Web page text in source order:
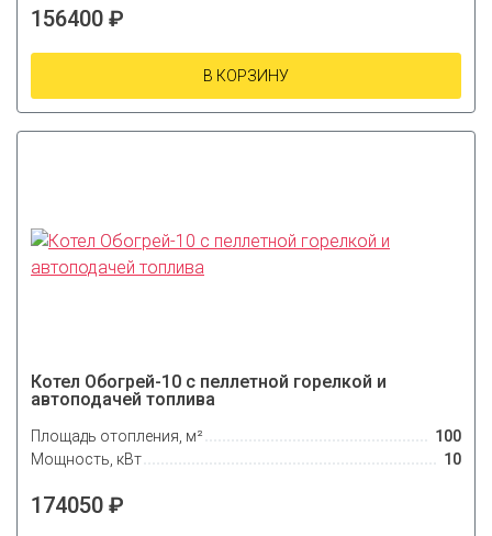
156400 ₽
В КОРЗИНУ
Котел Обогрей-10 с пеллетной горелкой и
автоподачей топлива
Площадь отопления, м²
100
Мощность, кВт
10
174050 ₽